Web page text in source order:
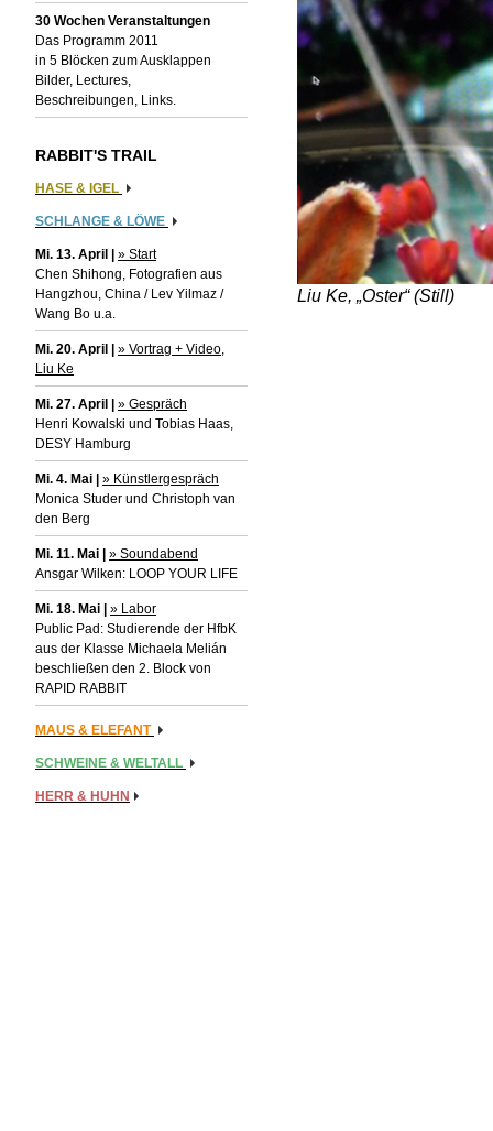
30 Wochen Veranstaltungen
Das Programm 2011
in 5 Blöcken zum Ausklappen
Bilder, Lectures,
Beschreibungen, Links.
RABBIT'S TRAIL
HASE & IGEL
SCHLANGE & LÖWE
Mi. 13. April | » Start
Chen Shihong, Fotografien aus
Hangzhou, China / Lev Yilmaz /
Wang Bo u.a.
Mi. 20. April | » Vortrag + Video,
Liu Ke
Mi. 27. April | » Gespräch
Henri Kowalski und Tobias Haas,
DESY Hamburg
Mi. 4. Mai | » Künstlergespräch
Monica Studer und Christoph van
den Berg
Mi. 11. Mai | » Soundabend
Ansgar Wilken: LOOP YOUR LIFE
Mi. 18. Mai | » Labor
Public Pad: Studierende der HfbK
aus der Klasse Michaela Melián
beschließen den 2. Block von
RAPID RABBIT
MAUS & ELEFANT
SCHWEINE & WELTALL
HERR & HUHN
Liu Ke, „Oster“ (Still)